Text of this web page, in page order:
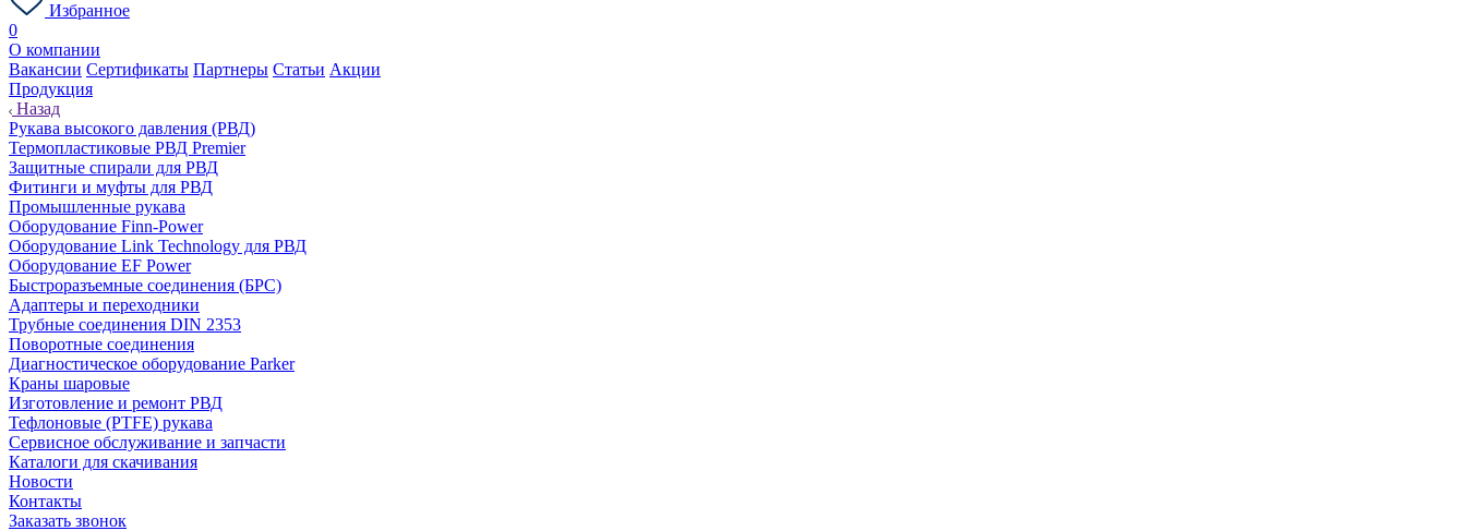
Избранное
0
О компании
Вакансии Сертификаты Партнеры Статьи Акции
Продукция
Назад
Рукава высокого давления (РВД)
Термопластиковые РВД Premier
Защитные спирали для РВД
Фитинги и муфты для РВД
Промышленные рукава
Оборудование Finn-Power
Оборудование Link Technology для РВД
Оборудование EF Power
Быстроразъемные соединения (БРС)
Адаптеры и переходники
Трубные соединения DIN 2353
Поворотные соединения
Диагностическое оборудование Parker
Краны шаровые
Изготовление и ремонт РВД
Тефлоновые (PTFE) рукава
Сервисное обслуживание и запчасти
Каталоги для скачивания
Новости
Контакты
Заказать звонок